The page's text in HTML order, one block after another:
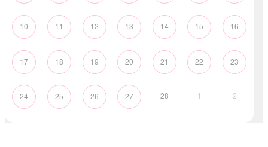
10 11 12 13 14 15 16
17 18 19 20 21 22 23
24 25 26 27 28 1 2